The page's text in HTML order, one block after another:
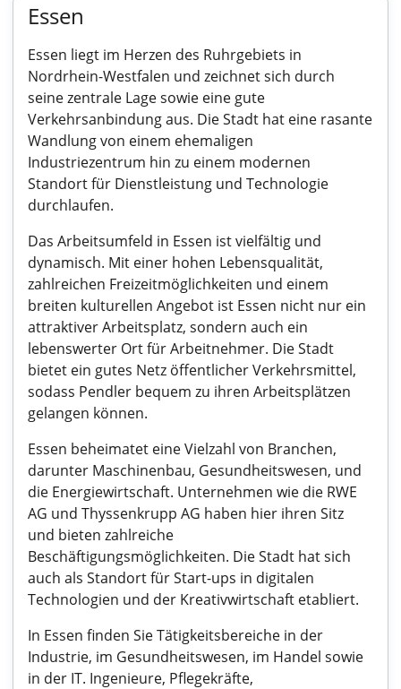
Essen
Essen liegt im Herzen des Ruhrgebiets in
Nordrhein-Westfalen und zeichnet sich durch
seine zentrale Lage sowie eine gute
Verkehrsanbindung aus. Die Stadt hat eine rasante
Wandlung von einem ehemaligen
Industriezentrum hin zu einem modernen
Standort für Dienstleistung und Technologie
durchlaufen.
Das Arbeitsumfeld in Essen ist vielfältig und
dynamisch. Mit einer hohen Lebensqualität,
zahlreichen Freizeitmöglichkeiten und einem
breiten kulturellen Angebot ist Essen nicht nur ein
attraktiver Arbeitsplatz, sondern auch ein
lebenswerter Ort für Arbeitnehmer. Die Stadt
bietet ein gutes Netz öffentlicher Verkehrsmittel,
sodass Pendler bequem zu ihren Arbeitsplätzen
gelangen können.
Essen beheimatet eine Vielzahl von Branchen,
darunter Maschinenbau, Gesundheitswesen, und
die Energiewirtschaft. Unternehmen wie die RWE
AG und Thyssenkrupp AG haben hier ihren Sitz
und bieten zahlreiche
Beschäftigungsmöglichkeiten. Die Stadt hat sich
auch als Standort für Start-ups in digitalen
Technologien und der Kreativwirtschaft etabliert.
In Essen finden Sie Tätigkeitsbereiche in der
Industrie, im Gesundheitswesen, im Handel sowie
in der IT. Ingenieure, Pflegekräfte,